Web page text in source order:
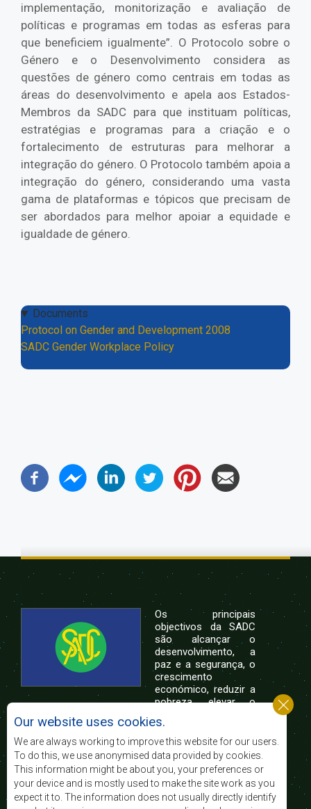
implementação, monitorização e avaliação de
políticas e programas em todas as esferas para
que beneficiem igualmente”. O Protocolo sobre o
Género e o Desenvolvimento considera as
questões de género como centrais em todas as
áreas do desenvolvimento e apela aos Estados-
Membros da SADC para que instituam políticas,
estratégias e programas para a criação e o
fortalecimento de estruturas para melhorar a
integração do género. O Protocolo também apoia a
integração do género, considerando uma vasta
gama de plataformas e tópicos que precisam de
ser abordados para melhor apoiar a equidade e
igualdade de género.
Documents
Protocol on Gender and Development 2008
SADC Gender Workplace Policy
Os principais
objectivos da SADC
são alcançar o
desenvolvimento, a
paz e a segurança, o
crescimento
económico, reduzir a
pobreza, elevar o
nível e a qualidade de vida das populações da
África Austral, e apoiar as camadas sociais
desfavorecidas mediante a integração regional,
assente nos princípios democráticos e no
desenvolvimento equitativo e sustentável.
Our website uses cookies.
We are always working to improve this website for our users.
To do this, we use anonymised data provided by cookies.
This information might be about you, your preferences or
your device and is mostly used to make the site work as you
expect it to. The information does not usually directly identify